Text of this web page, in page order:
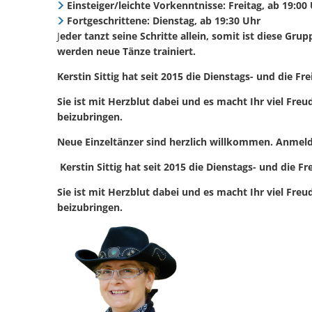
Einsteiger/leichte Vorkenntnisse: Freitag, ab 19:00
Fortgeschrittene: Dienstag, ab 19:30 Uhr
Jeder tanzt seine Schritte allein, somit ist diese
werden neue Tänze trainiert.
Kerstin Sittig hat seit 2015 die Dienstags- und die
Sie ist mit Herzblut dabei und es macht Ihr viel
beizubringen.
Neue Einzeltänzer sind herzlich willkommen.
Kerstin Sittig hat seit 2015 die Dienstags- und die
Sie ist mit Herzblut dabei und es macht Ihr viel
beizubringen.